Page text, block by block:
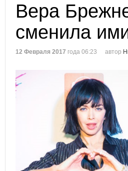
Вера
сменила
12 Февраля 2017 года 06:23 автор